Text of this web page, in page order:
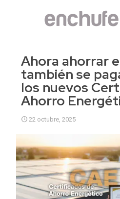
Ahora ahorrar
también se
los nuevos
Ahorro
22 octubre, 2025